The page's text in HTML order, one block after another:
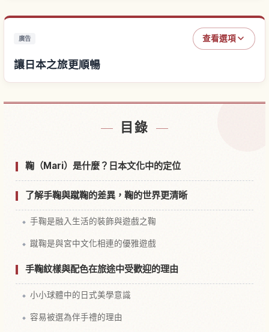
廣告 查看選項
讓日本之旅更順暢
目錄
鞠（Mari）是什麼？日本文化中的定位
了解手鞠與蹴鞠的差異，鞠的世界更清晰
手鞠是融入生活的裝飾與遊戲之鞠
蹴鞠是與宮中文化相連的優雅遊戲
手鞠紋樣與配色在旅途中受歡迎的理由
小小球體中的日式美學意識
容易被選為伴手禮的理由